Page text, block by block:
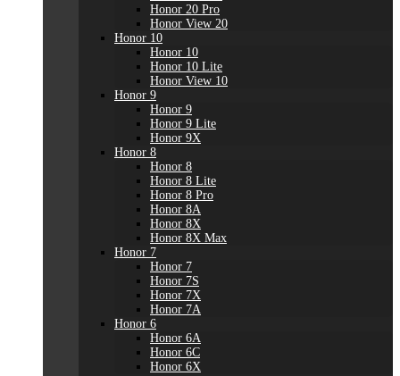
Honor 20 Pro
Honor View 20
Honor 10
Honor 10
Honor 10 Lite
Honor View 10
Honor 9
Honor 9
Honor 9 Lite
Honor 9X
Honor 8
Honor 8
Honor 8 Lite
Honor 8 Pro
Honor 8A
Honor 8X
Honor 8X Max
Honor 7
Honor 7
Honor 7S
Honor 7X
Honor 7A
Honor 6
Honor 6A
Honor 6C
Honor 6X